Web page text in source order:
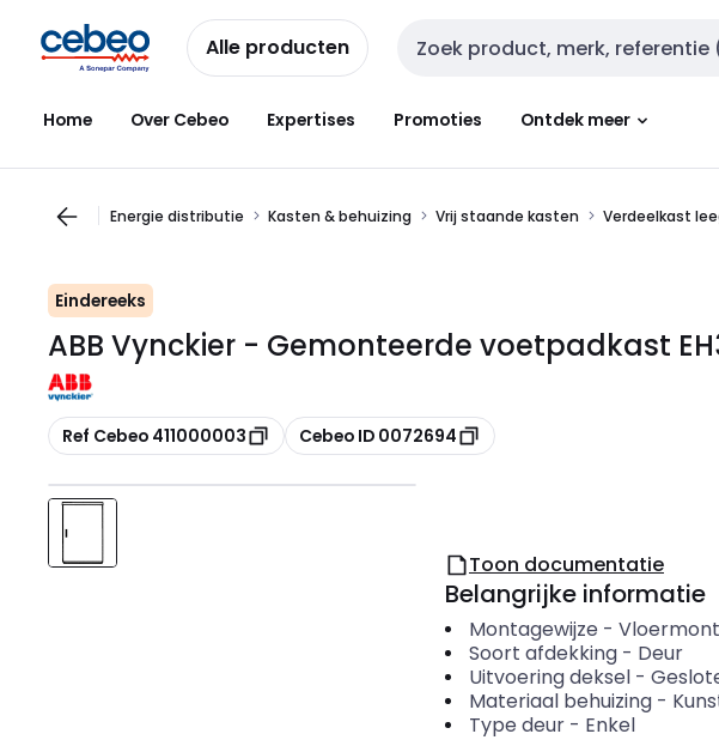
naar
navigatie
naar
inhoud
Alle producten Zoekveld invoer
Home Over Cebeo Expertises Promoties Ontdek meer
Energie distributie Kasten & behuizing Vrij staande kasten Verdeelkast
Eindereeks
ABB Vynckier - Gemonteerde voetpadkast
Kopiëren
Ref Cebeo 411000003 Kopiëren
Cebeo ID 0072694
Toon documentatie
Belangrijke informatie
Montagewijze -
Soort afdekking- Deur
Uitvoering deksel-
Materiaal behuizing-
Type deur- Enkel